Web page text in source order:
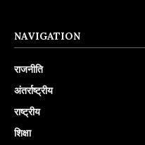
NAVIGATION
राजनीति
अंतर्राष्ट्रीय
राष्ट्रीय
शिक्षा